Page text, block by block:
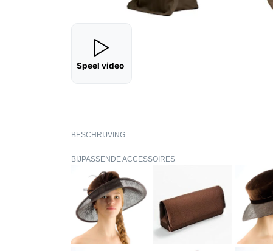
Speel video
BESCHRIJVING
BIJPASSENDE ACCESSOIRES